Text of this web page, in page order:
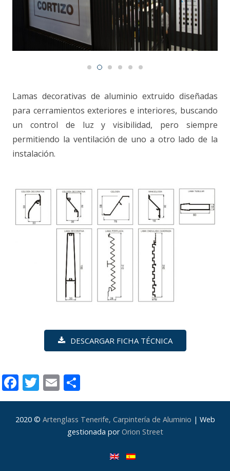
CONTACTO
Lamas decorativas de aluminio extruido diseñadas
para cerramientos exteriores e interiores, buscando
un control de luz y visibilidad, pero siempre
permitiendo la ventilación de uno a otro lado de la
instalación.
DESCARGAR FICHA TÉCNICA
Facebook
Twitter
Email
2020 © Artenglass Tenerife, Carpintería de Aluminio | Web
gestionada porOrion Street